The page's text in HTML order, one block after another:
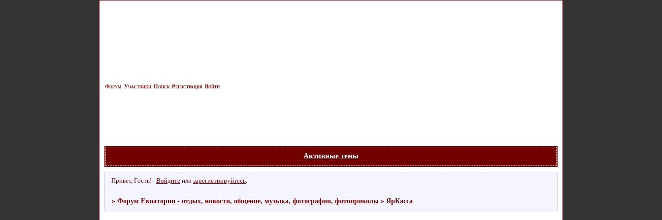
Форум Участники Поиск Регистрация Войти
Активные темы
Привет, Гость! Войдите илизарегистрируйтесь.
»Форум Евпатории - отдых, новости, общение, музыка, фотографии, фотоприколы » ЯрКасса